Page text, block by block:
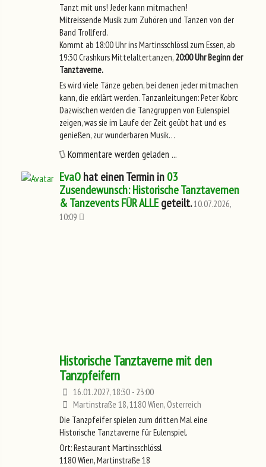
Tanzt mit uns! Jeder kann mitmachen!
Mitreissende Musik zum Zuhören und Tanzen von der
Band Trollferd.
Kommt ab 18:00 Uhr ins Martinsschlössl zum Essen, ab
19:30 Crashkurs Mittelaltertanzen, 20:00 Uhr Beginn der
Tanztaverne.
Es wird viele Tänze geben, bei denen jeder mitmachen
kann, die erklärt werden. Tanzanleitungen: Peter Kobrc
Dazwischen werden die Tanzgruppen von Eulenspiel
zeigen, was sie im Laufe der Zeit geübt hat und es
genießen, zur wunderbaren Musik…
Kommentare werden geladen ...
EvaOhat einen Termin in03
Zusendewunsch: Historische Tanztavernen
& Tanzevents FÜR ALLEgeteilt.10.07.2026,
10:09
Historische Tanztaverne mit den
Tanzpfeifern
16.01.2027, 18:30 - 23:00
Martinstraße 18, 1180 Wien, Österreich
Die Tanzpfeifer spielen zum dritten Mal eine
Historische Tanztaverne für Eulenspiel.
Ort: Restaurant Martinsschlössl
1180 Wien, Martinstraße 18